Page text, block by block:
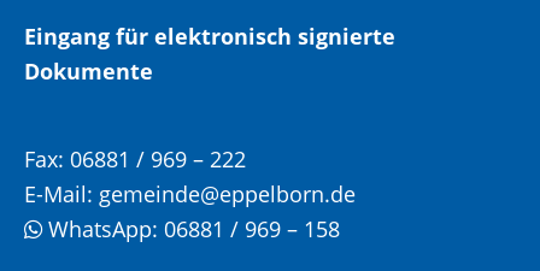
Eingang für elektronisch signierte
Dokumente
Fax: 06881 / 969 – 222
E-Mail: gemeinde@eppelborn.de
WhatsApp: 06881 / 969 – 158